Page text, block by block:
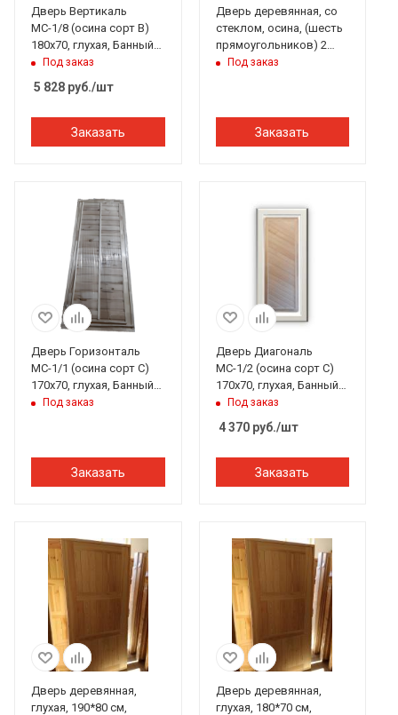
Дверь Вертикаль
МС-1/8 (осина сорт В)
180х70, глухая, Банный
Эксперт
Под заказ
5 828 руб./шт
Заказать
Дверь деревянная, со
стеклом, осина, (шесть
прямоугольников) 2
петли 170*70 см, Банный
Под заказ
Заказать
Дверь Горизонталь
МС-1/1 (осина сорт С)
170х70, глухая, Банный
Перец
Под заказ
Заказать
Дверь Диагональ
МС-1/2 (осина сорт С)
170х70, глухая, Банный
Эксперт
Под заказ
4 370руб./шт
Заказать
Дверь деревянная,
глухая, 190*80 см,
Дверь деревянная,
глухая, 180*70 см,